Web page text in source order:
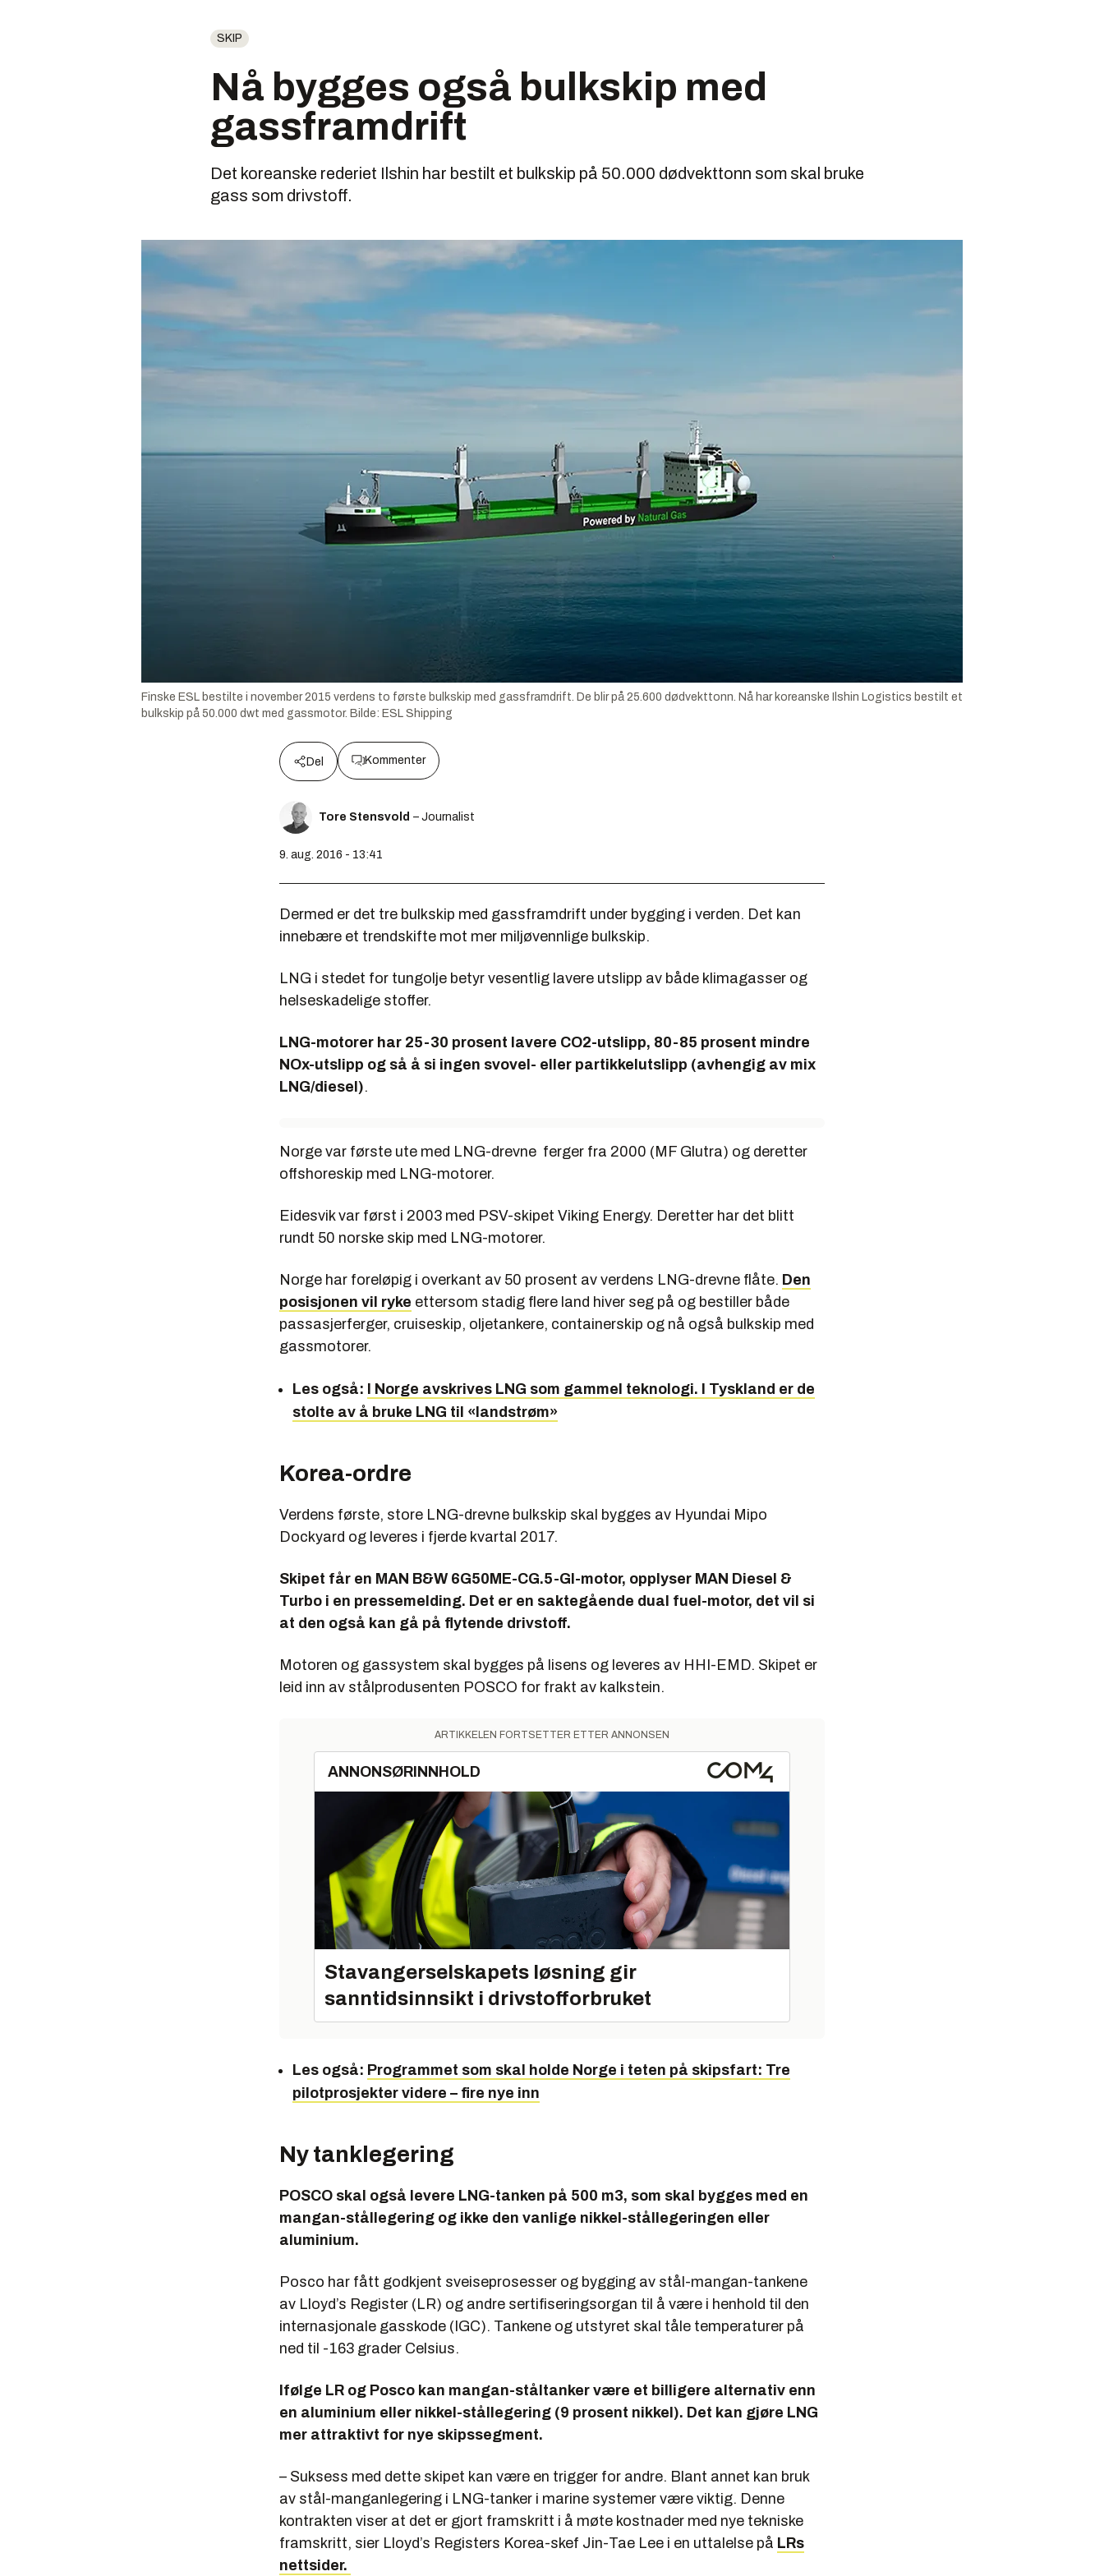
SKIP
Nå bygges også bulkskip med
gassframdrift
Det koreanske rederiet Ilshin har bestilt et bulkskip på 50.000 dødvekttonn som skal bruke
gass som drivstoff.
Finske ESL bestilte i november 2015 verdens to første bulkskip med gassframdrift. De blir på 25.600 dødvekttonn. Nå har koreanske Ilshin Logistics bestilt et
bulkskip på 50.000 dwt med gassmotor. Bilde: ESL Shipping
Del Kommenter
Tore Stensvold – Journalist
9. aug. 2016 - 13:41
Dermed er det tre bulkskip med gassframdrift under bygging i verden. Det kan
innebære et trendskifte mot mer miljøvennlige bulkskip.
LNG i stedet for tungolje betyr vesentlig lavere utslipp av både klimagasser og
helseskadelige stoffer.
LNG-motorer har 25-30 prosent lavere CO2-utslipp, 80-85 prosent mindre
NOx-utslipp og så å si ingen svovel- eller partikkelutslipp (avhengig av mix
LNG/diesel).
Norge var første ute med LNG-drevne ferger fra 2000 (MF Glutra) og deretter
offshoreskip med LNG-motorer.
Eidesvik var først i 2003 med PSV-skipet Viking Energy. Deretter har det blitt
rundt 50 norske skip med LNG-motorer.
Norge har foreløpig i overkant av 50 prosent av verdens LNG-drevne flåte. Den
posisjonen vil ryke ettersom stadig flere land hiver seg på og bestiller både
passasjerferger, cruiseskip, oljetankere, containerskip og nå også bulkskip med
gassmotorer.
Les også:
I Norge avskrives LNG som gammel teknologi. I Tyskland er de
stolte av å bruke LNG til «landstrøm»
Korea-ordre
Verdens første, store LNG-drevne bulkskip skal bygges av Hyundai Mipo
Dockyard og leveres i fjerde kvartal 2017.
Skipet får en MAN B&W 6G50ME-CG.5-GI-motor, opplyser MAN Diesel &
Turbo i en pressemelding. Det er en saktegående dual fuel-motor, det vil si
at den også kan gå på flytende drivstoff.
Motoren og gassystem skal bygges på lisens og leveres av HHI-EMD. Skipet er
leid inn av stålprodusenten POSCO for frakt av kalkstein.
ARTIKKELEN FORTSETTER ETTER ANNONSEN
ANNONSØRINNHOLD
Stavangerselskapets løsning gir
sanntidsinnsikt i drivstofforbruket
Les også: Programmet som skal holde Norge i teten på skipsfart: Tre
pilotprosjekter videre – fire nye inn
Ny tanklegering
POSCO skal også levere LNG-tanken på 500 m3, som skal bygges med en
mangan-stållegering og ikke den vanlige nikkel-stållegeringen eller
aluminium.
Posco har fått godkjent sveiseprosesser og bygging av stål-mangan-tankene
av Lloyd’s Register (LR) og andre sertifiseringsorgan til å være i henhold til den
internasjonale gasskode (IGC). Tankene og utstyret skal tåle temperaturer på
ned til -163 grader Celsius.
Ifølge LR og Posco kan mangan-ståltanker være et billigere alternativ enn
en aluminium eller nikkel-stållegering (9 prosent nikkel). Det kan gjøre LNG
mer attraktivt for nye skipssegment.
– Suksess med dette skipet kan være en trigger for andre. Blant annet kan bruk
av stål-manganlegering i LNG-tanker i marine systemer være viktig. Denne
kontrakten viser at det er gjort framskritt i å møte kostnader med nye tekniske
framskritt, sier Lloyd’s Registers Korea-skef Jin-Tae Lee i en uttalelse på LRs
nettsider.